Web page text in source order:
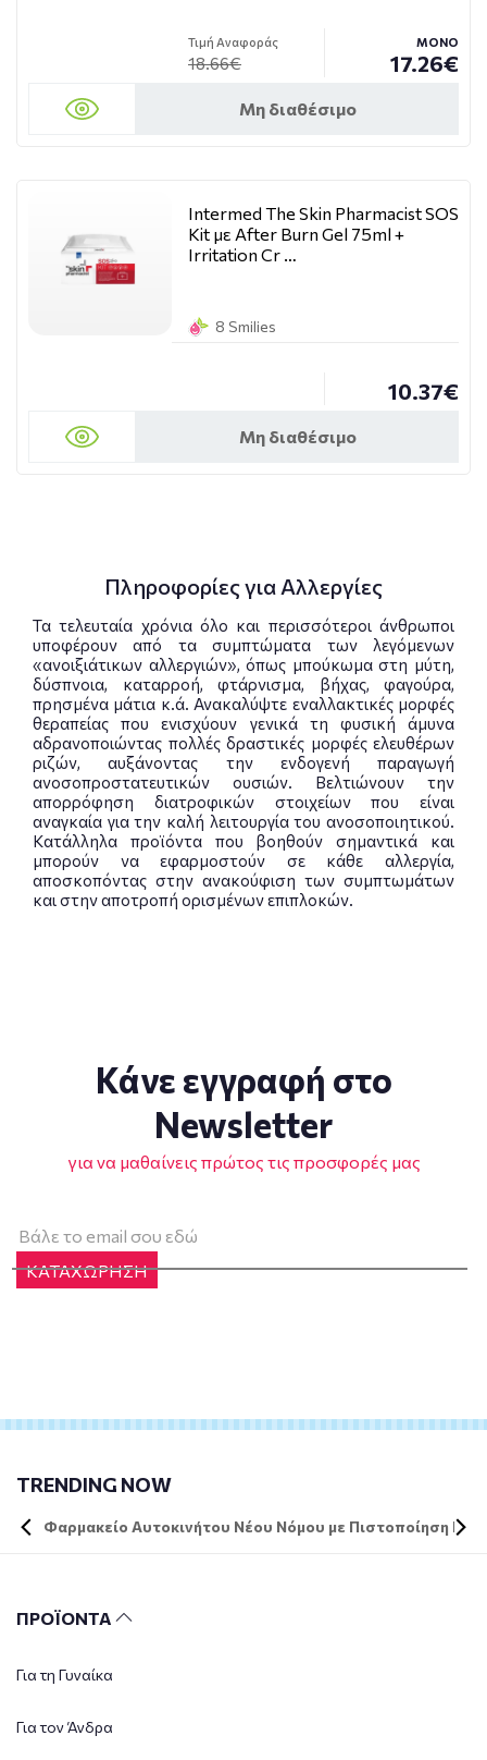
Τιμή Αναφοράς
18.66€
ΜΟΝΟ
17.26€
Μη διαθέσιμο
Intermed The Skin Pharmacist SOS
Kit με After Burn Gel 75ml +
Irritation Cr …
8 Smilies
10.37€
Μη διαθέσιμο
Πληροφορίες για Αλλεργίες
Τα τελευταία χρόνια όλο και περισσότεροι άνθρωποι
υποφέρουν από τα συμπτώματα των λεγόμενων
«ανοιξιάτικων αλλεργιών», όπως μπούκωμα στη μύτη,
δύσπνοια, καταρροή, φτάρνισμα, βήχας, φαγούρα,
πρησμένα μάτια κ.ά. Ανακαλύψτε εναλλακτικές μορφές
θεραπείας που ενισχύουν γενικά τη φυσική άμυνα
αδρανοποιώντας πολλές δραστικές μορφές ελευθέρων
ριζών, αυξάνοντας την ενδογενή παραγωγή
ανοσοπροστατευτικών ουσιών. Βελτιώνουν την
απορρόφηση διατροφικών στοιχείων που είναι
αναγκαία για την καλή λειτουργία του ανοσοποιητικού.
Κατάλληλα προϊόντα που βοηθούν σημαντικά και
μπορούν να εφαρμοστούν σε κάθε αλλεργία,
αποσκοπόντας στην ανακούφιση των συμπτωμάτων
και στην αποτροπή ορισμένων επιπλοκών.
Κάνε εγγραφή στο
Newsletter
για να μαθαίνεις πρώτος τις προσφορές μας
ΚΑΤΑΧΩΡΗΣΗ
TRENDING NOW
Φαρμακείο Αυτοκινήτου Νέου Νόμου με Πιστοποίηση DIN
ΠΡΟΪΟΝΤΑ
Για τη Γυναίκα
Για τον Άνδρα